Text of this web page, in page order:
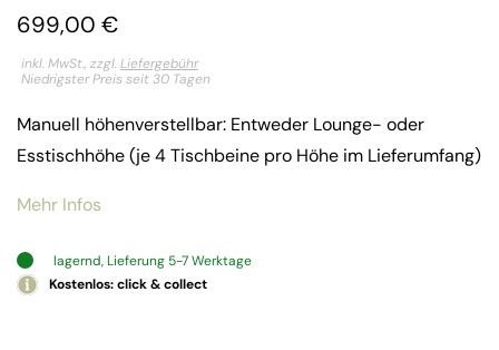
699,00 €
inkl. MwSt., zzgl.Liefergebühr
Niedrigster Preis seit 30 Tagen
Manuell höhenverstellbar: Entweder Lounge- oder
Esstischhöhe (je 4 Tischbeine pro Höhe im Lieferumfang)
Mehr Infos
lagernd, Lieferung 5-7 Werktage
Kostenlos: click & collect